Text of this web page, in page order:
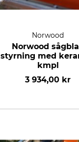
Norwood
Norwood
styrning med
kmpl
3 934,00 kr